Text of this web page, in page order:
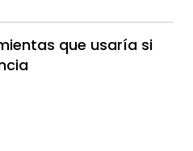
que usaría si